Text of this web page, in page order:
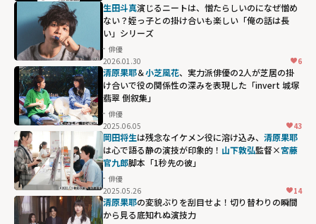
生田斗真演じるニートは、憎たらしいのになぜ憎め
ない？姪っ子との掛け合いも楽しい「俺の話は長
い」シリーズ
俳優
2026.01.30
6
清原果耶＆小芝風花、実力派俳優の2人が芝居の掛
け合いで役の関係性の深みを表現した「invert 城塚
翡翠 倒叙集」
俳優
2025.06.05
43
岡田将生は残念なイケメン役に溶け込み、 清原果耶
は心で語る静の演技が印象的！ 山下敦弘監督×宮藤
官九郎脚本「1秒先の彼」
俳優
2025.05.26
14
清原果耶の変貌ぶりを刮目せよ！切り替わりの瞬間
から見る底知れぬ演技力